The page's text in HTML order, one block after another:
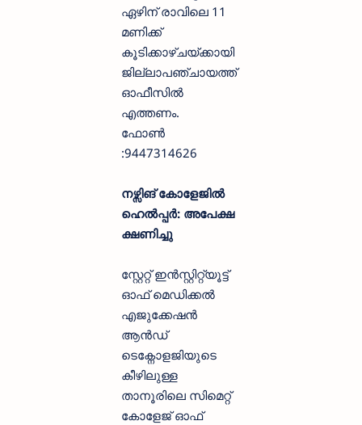
ഏഴിന് രാവിലെ 11
മണിക്ക്
കൂടിക്കാഴ്ചയ്ക്കായി
ജില്ലാപഞ്ചായത്ത്
ഓഫീസിൽ
എത്തണം.
ഫോൺ
:9447314626
നഴ്സിങ് കോളേജിൽ
ഹെൽപ്പർ: അപേക്ഷ
ക്ഷണിച്ചു
സ്റ്റേറ്റ് ഇൻസ്റ്റിറ്റ്യൂട്ട്
ഓഫ് മെഡിക്കൽ
എജുക്കേഷൻ
ആൻഡ്
ടെക്നോളജിയുടെ
കീഴിലുള്ള
താനൂരിലെ സിമെറ്റ്
കോളേജ് ഓഫ്